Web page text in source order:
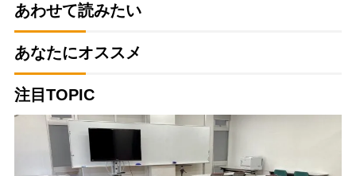
あわせて読みたい
あなたにオススメ
注目TOPIC